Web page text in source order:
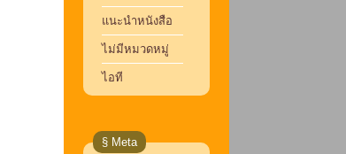
แนะนำหนังสือ
ไม่มีหมวดหมู่
ไอที
§ Meta